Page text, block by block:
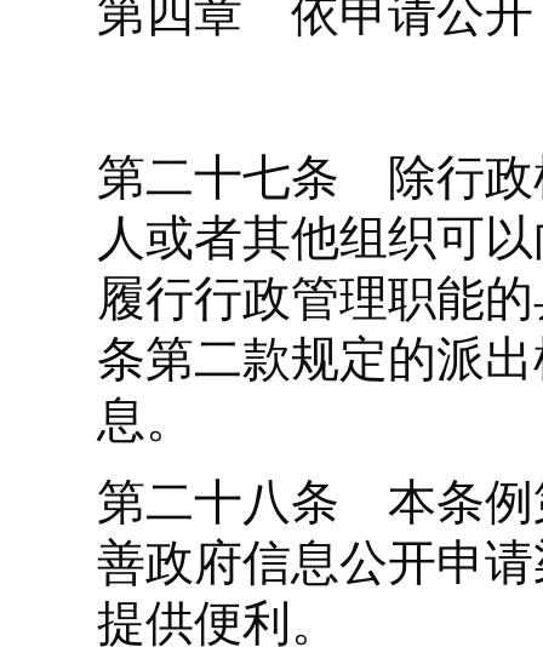
第四章 依申请公开
第二十七条 除行政
人或者其他组织可
履行行政管理职能
条第二款规定的派
息。
第二十八条 本条例
善政府信息公开申
提供便利。